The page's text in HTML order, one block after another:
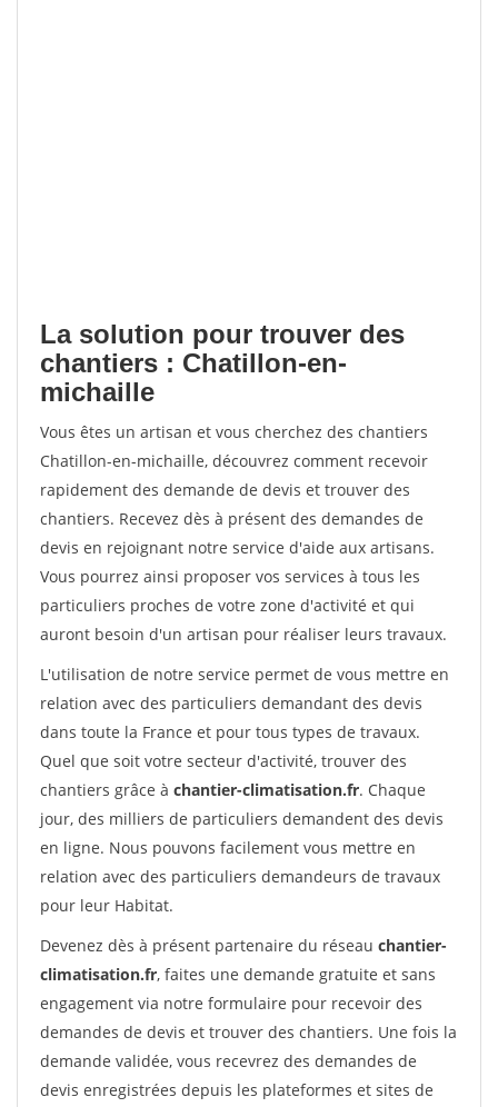
La solution pour trouver des
chantiers : Chatillon-en-
michaille
Vous êtes un artisan et vous cherchez des chantiers
Chatillon-en-michaille, découvrez comment recevoir
rapidement des demande de devis et trouver des
chantiers. Recevez dès à présent des demandes de
devis en rejoignant notre service d'aide aux artisans.
Vous pourrez ainsi proposer vos services à tous les
particuliers proches de votre zone d'activité et qui
auront besoin d'un artisan pour réaliser leurs travaux.
L'utilisation de notre service permet de vous mettre en
relation avec des particuliers demandant des devis
dans toute la France et pour tous types de travaux.
Quel que soit votre secteur d'activité, trouver des
chantiers grâce à chantier-climatisation.fr. Chaque
jour, des milliers de particuliers demandent des devis
en ligne. Nous pouvons facilement vous mettre en
relation avec des particuliers demandeurs de travaux
pour leur Habitat.
Devenez dès à présent partenaire du réseau chantier-
climatisation.fr, faites une demande gratuite et sans
engagement via notre formulaire pour recevoir des
demandes de devis et trouver des chantiers. Une fois la
demande validée, vous recevrez des demandes de
devis enregistrées depuis les plateformes et sites de